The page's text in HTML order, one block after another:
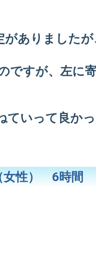
ありました
すが、左に
いって良かっ
性） 6時間